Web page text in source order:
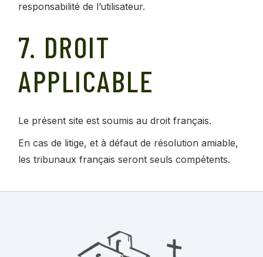
responsabilité de l’utilisateur.
7. DROIT
APPLICABLE
Le présent site est soumis au droit français.
En cas de litige, et à défaut de résolution amiable,
les tribunaux français seront seuls compétents.